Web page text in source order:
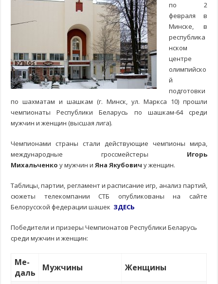
по 2
февраля в
Минске, в
республика
нском
центре
олимпийско
й
подготовки
по шахматам и шашкам (г. Минск, ул. Маркса 10) прошли
чемпионаты Республики Беларусь по шашкам-64 среди
мужчин и женщин (высшая лига).
Чемпионами страны стали действующие чемпионы мира,
международные гроссмейстеры Игорь
Михальченкоу мужчин иЯна Якубовичу женщин.
Таблицы, партии, регламент и расписание игр, анализ партий,
сюжеты телекомпании СТБ опубликованы на сайте
Белорусской федерации шашек ЗДЕСЬ
Победители и призеры Чемпионатов Республики Беларусь
среди мужчин и женщин:
Ме-
даль Мужчины Женщины